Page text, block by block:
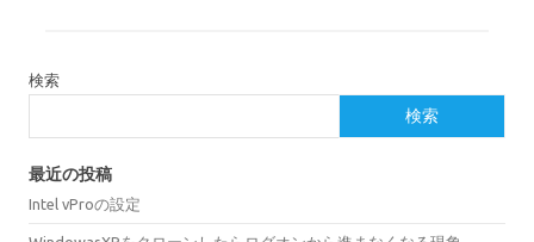
検索
検索
最近の投稿
Intel vProの設定